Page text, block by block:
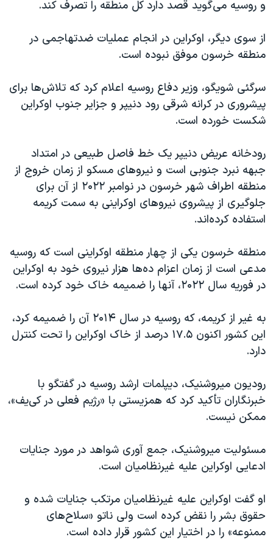
و روسیه می‌گوید قصد دارد کل منطقه را تصرف کند.
از سوی دیگر، اوکراین در انجام عملیات ضدتهاجمی در
منطقه خرسون موفق نبوده است.
سرگئی شویگو، وزیر دفاع روسیه اعلام کرد که تلاش‌ها برای
پیشروری در کرانه شرقی رود دنیپر و جزایر جنوب اوکراین
شکست خورده است.
رودخانه عریض دنیپر یک خط فاصل طبیعی در امتداد
جبهه نبرد جنوبی است و نیروهای مسکو از زمان خروج از
منطقه اطراف شهر خرسون در نوامبر ۲۰۲۲ از آن برای
جلوگیری از پیشروی نیروهای اوکراینی به سمت کریمه
استفاده کرده‌اند.
منطقه خرسون یکی از چهار منطقه اوکراینی است که روسیه
مدعی است از زمان اعزام ده‌ها هزار نیروی خود به اوکراین
در فوریه سال ۲۰۲۲، آنها را ضمیمه خاک خود کرده است.
به غیر از کریمه، که روسیه در سال ۲۰۱۴ آن را ضمیمه کرد،
این کشور اکنون ۱۷.۵ درصد از خاک اوکراین را تحت کنترل
دارد.
رودیون میروشنیک، دیپلمات ارشد روسیه در گفتگو با
خبرنگاران تأکید کرد که همزیستی با «رژیم فعلی در کی‌یف»،
ممکن نیست.
مسئولیت میروشنیک، جمع آوری شواهد در مورد جنایات
ادعایی اوکراین علیه غیرنظامیان است.
او گفت اوکراین علیه غیرنظامیان مرتکب جنایات شده و
حقوق بشر را نقض کرده است ولی ناتو «سلاح‌های
ممنوعه» را در اختیار این کشور قرار داده است.